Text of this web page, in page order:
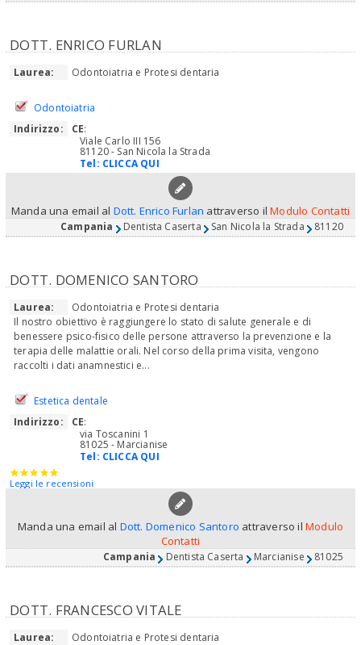
DOTT. ENRICO FURLAN
Laurea: Odontoiatria e Protesi dentaria
Odontoiatria
Indirizzo:
CE:
Viale Carlo III 156
81120 - San Nicola la Strada
Tel: CLICCA QUI
Manda una email al Dott. Enrico Furlan attraverso ilModulo Contatti
Campania Dentista Caserta San Nicola la Strada 81120
DOTT. DOMENICO SANTORO
Laurea:
Odontoiatria e Protesi dentaria
Il nostro obiettivo è raggiungere lo stato di salute generale e di
benessere psico-fisico delle persone attraverso la prevenzione e la
terapia delle malattie orali. Nel corso della prima visita, vengono
raccolti i dati anamnestici e...
Estetica dentale
Indirizzo:
CE:
via Toscanini 1
81025 - Marcianise
Tel: CLICCA QUI
Leggi le recensioni
Manda una email al Dott. Domenico Santoro attraverso il Modulo
Contatti
Campania Dentista Caserta Marcianise 81025
DOTT. FRANCESCO VITALE
Laurea:
Odontoiatria e Protesi dentaria